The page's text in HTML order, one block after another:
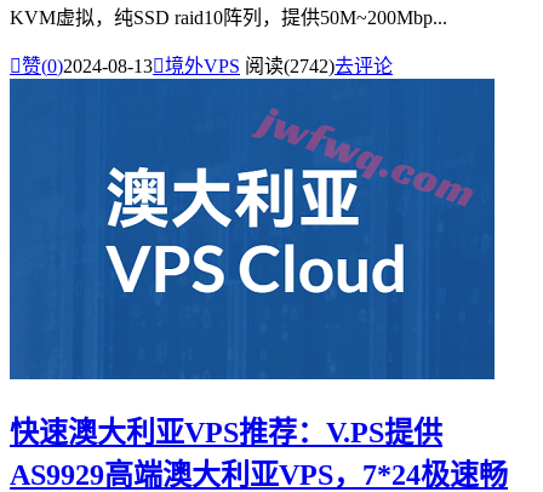
KVM虚拟，纯SSD raid10阵列，提供50M~200Mbp...
赞(0)2024-08-13境外VPS 阅读(2742)去评论
快速澳大利亚VPS推荐：V.PS提供
AS9929高端澳大利亚VPS，7*24极速畅